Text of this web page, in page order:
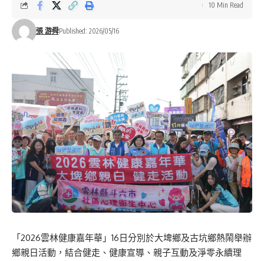
張 游舜Published: 2026/05/16
10 Min Read
「2026雲林健康嘉年華」16日分別於大埤鄉及古坑鄉熱鬧舉辦
鄉親日活動，結合健走、健康宣導、親子互動及淨零永續理